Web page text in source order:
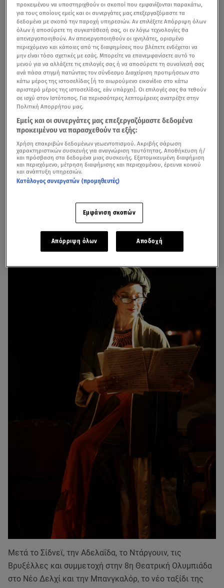
Με μια μεγάλη περιοδεία στην Κίνα, μοναδική για τα
ελληνικά θεατρικά δεδομένα, συνεχίζει την επιτυχημένη
της πορεία η παράσταση «Women of Passion, Women of
Greece». Η αγγλόφωνη παραγωγή της Αμαξοστοιχίας-
Θεάτρου το Τρένο στο Ρουφ, σε σκηνοθεσία Τατιάνας
Λύγαρη, έχει διαγράψει μια εξαιρετική διαδρομή εντός
και εκτός ελληνικών συνόρων από το 2016, οπότε και
πρωτοπαρουσιάστηκε στο Θεατρικό Βαγόνι της
Αμαξοστοιχίας-Θεάτρου, με ενθουσιώδεις κριτικές από
Έλληνες και ξένους θεατές.
"Tinian Vibrations" - Solo Έκθεση Φωτογραφίας του
François Donnet
Μετά το Σίδνεϊ, την Αδελαΐδα, το Ντάργουιν, τις
Βρυξέλλες και συμμετοχή στην 8η Θεατρική Ολυμπιάδα
στο Νέο Δελχί και την Μπανγκαλόρ, το νέο ταξίδι της
προκειμένου να υποστηριχθούν οι σκοποί που εμφανίζονται παρακάτω,
για τους οποίους εμείς και οι συνεργάτες μας επεξεργαζόμαστε τα
δεδομένα με σκοπό την παροχή υπηρεσιών. Αν επιλέξετε Απόρριψη όλων
όλων ή αποσύρετε τη συγκατάθεσή σας, οι εν λόγω τεχνολογίες θα
απενεργοποιηθούν. Αν απενεργοποιηθούν οι ιχνηλάτες, ορισμένο
περιεχόμενο και κάποιες από τις διαφημίσεις που βλέπετε ενδέχεται να
μην είναι τόσο σχετικές με εσάς. Μπορείτε να επανεμφανίσετε αυτό το
μενού για να αλλάξετε τις επιλογές σας ή να αποσύρετε τη συναίνεσή σας
ανά πάσα στιγμή πατώντας τον σύνδεσμο Διαχείριση προτιμήσεων στο
κάτω μέρος της ιστοσελίδας [ή το αιωρούμενο εικονίδιο στο κάτω
αριστερό μέρος της ιστοσελίδας, εάν υπάρχει]. Οι επιλογές σας θα τεθούν
σε ισχύ στον Ιστότοπος. Για περισσότερες λεπτομέρειες ανατρέξτε στην
Πολιτική Απορρήτου μας.
Εμείς και οι συνεργάτες μας επεξεργαζόμαστε δεδομένα
προκειμένου να παρασχεθούν τα εξής:
Χρήση επακριβών δεδομένων γεωεντοπισμού. Ακριβής σάρωση
χαρακτηριστικών συσκευής για αναγνώριση ταυτότητας. Αποθήκευση ή/
και πρόσβαση στα δεδομένα μιας συσκευής. Εξατομικευμένη διαφήμιση
και περιεχόμενο, μέτρηση διαφήμισης και περιεχομένου, έρευνα κοινού
και ανάπτυξη υπηρεσιών.
Κατάλογος συνεργατών (προμηθευτές)
Εμφάνιση σκοπών
Απόρριψη όλων Αποδοχή